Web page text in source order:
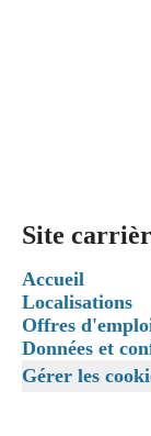
Site
Accueil
Localisations
Offres
Données et
Gérer les